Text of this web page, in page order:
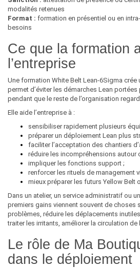
modalités retenues
Format : formation en présentiel ou en
besoins
Ce que la formation
l’entreprise
Une formation White Belt Lean-6Sigma crée
permet d’éviter les démarches Lean
pendant que le reste de l’organisation
Elle aide l’entreprise à :
sensibiliser rapidement plusieurs
préparer un déploiement Lean plus
faciliter l’acceptation des chantiers
réduire les incompréhensions autour
impliquer les fonctions support ;
renforcer les rituels de management
mieux préparer les futurs Yellow Belt
Dans un atelier, un service administratif ou
premiers gains viennent souvent de choses
problèmes, réduire les déplacements
traiter les irritants, améliorer la circulation de
Le rôle de Ma
dans le déploiement